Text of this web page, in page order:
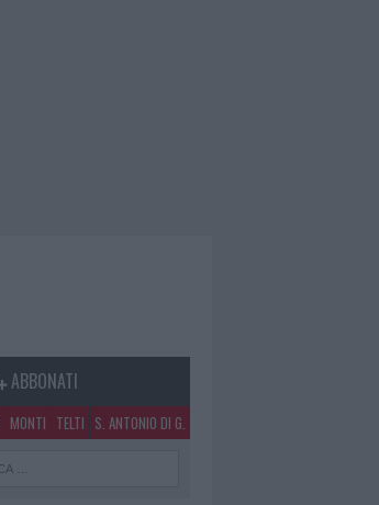
ABBONATI
MONTI TELTI S. ANTONIO DI G.